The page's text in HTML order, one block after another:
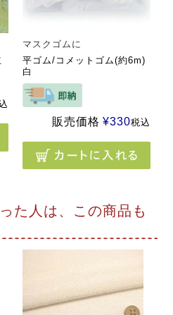
マスクゴムに
平ゴム/コメットゴム(約6m)
白
販売価格 ¥330税込
た人は、この商品も